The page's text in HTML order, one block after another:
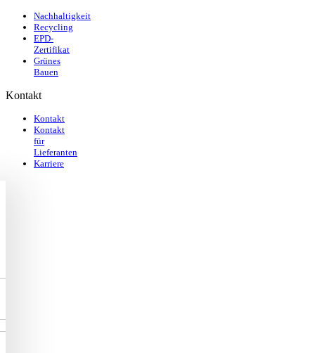
Nachhaltigkeit
Recycling
EPD-
Zertifikat
Grünes
Bauen
Kontakt
Kontakt
Kontakt
für
Lieferanten
Karriere